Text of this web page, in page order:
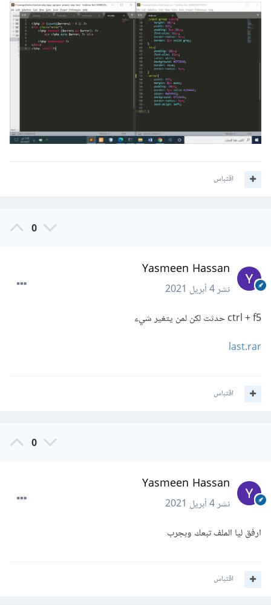
اقتباس
0
Yasmeen Hassan
نشر4 أبريل 2021
ctrl + f5 حدثت لكن لمن يتغير شيء
last.rar
اقتباس
0
Yasmeen Hassan
نشر4 أبريل 2021
ارفق ليا الملف تبعك وبجرب
اقتباس